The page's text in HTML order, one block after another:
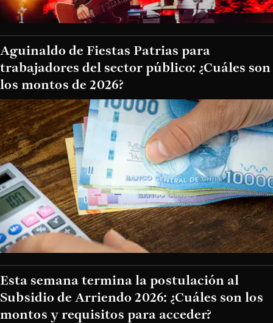
Aguinaldo de Fiestas Patrias para
trabajadores del sector público: ¿Cuáles son
los montos de 2026?
Esta semana termina la postulación al
Subsidio de Arriendo 2026: ¿Cuáles son los
montos y requisitos para acceder?